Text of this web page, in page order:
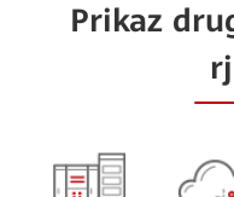
Prikaz